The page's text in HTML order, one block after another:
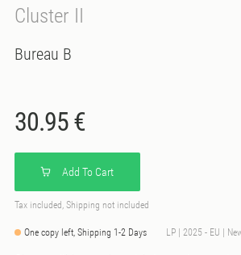
Cluster II
Bureau B
30.95 €
Add To Cart
Tax included, Shipping not included
One copy left, Shipping 1-2 Days LP | 2025 - EU |